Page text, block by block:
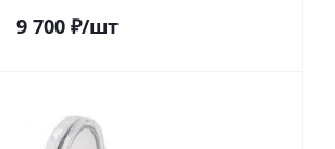
9 700₽/шт